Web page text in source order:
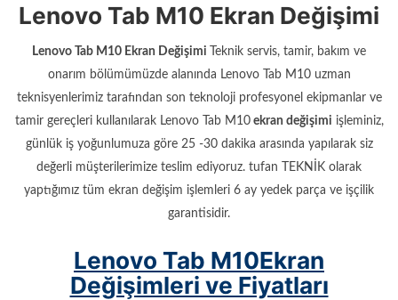
Lenovo Tab M10 Ekran Değişimi
Lenovo Tab M10 Ekran Değişimi
Teknik servis, tamir, bakım ve
onarım bölümümüzde alanında Lenovo Tab M10 uzman
teknisyenlerimiz tarafından son teknoloji profesyonel ekipmanlar ve
tamir gereçleri kullanılarak Lenovo Tab M10ekran değişimi işleminiz,
günlük iş yoğunlumuza göre 25 -30 dakika arasında yapılarak siz
değerli müşterilerimize teslim ediyoruz. tufan TEKNİK olarak
yaptığımız tüm ekran değişim işlemleri 6 ay yedek parça ve işçilik
garantisidir.
Lenovo Tab M10Ekran
Değişimleri ve Fiyatları